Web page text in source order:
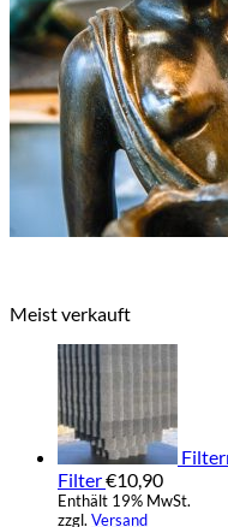
Meist verkauft
Filter€10,90
Enthält 19% MwSt.
zzgl. Versand